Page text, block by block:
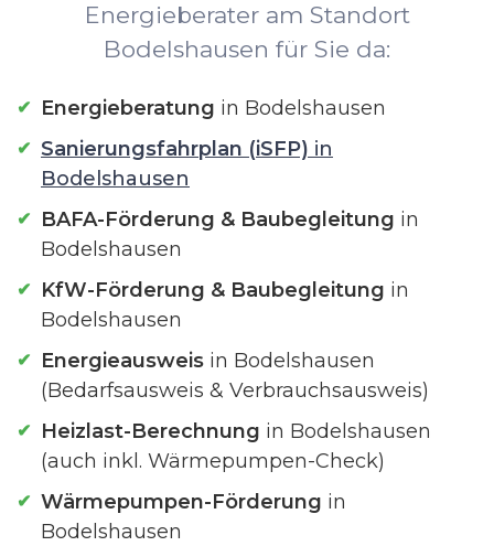
Energieberater am Standort
Bodelshausen für Sie da:
Energieberatung in Bodelshausen
Sanierungsfahrplan (iSFP) in
Bodelshausen
BAFA-Förderung & Baubegleitung in
Bodelshausen
KfW-Förderung & Baubegleitung in
Bodelshausen
Energieausweis in Bodelshausen
(Bedarfsausweis & Verbrauchsausweis)
Heizlast-Berechnung in Bodelshausen
(auch inkl. Wärmepumpen-Check)
Wärmepumpen-Förderung in
Bodelshausen